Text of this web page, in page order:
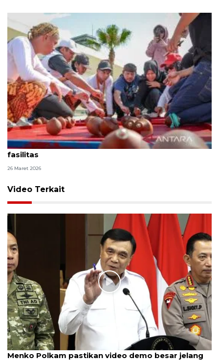
143.126 orang padati IKN seiring lengkapnya
fasilitas
26 Maret 2026
Video Terkait
Menko Polkam pastikan video demo besar jelang